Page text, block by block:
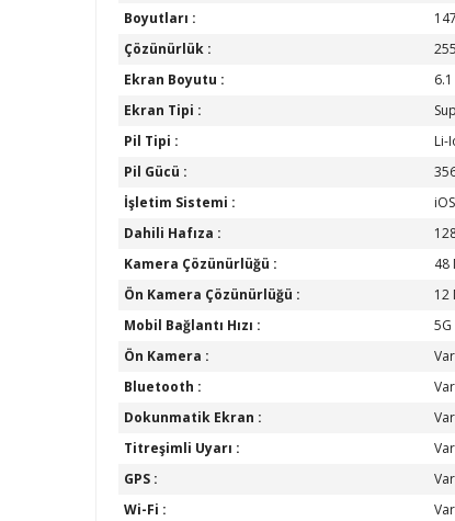
Boyutları :
Çözünürlük :
Ekran Boyutu :
6.1
Ekran Tipi :
Pil Tipi :
Li-
Pil Gücü :
İşletim Sistemi :
Dahili Hafıza :
Kamera Çözünürlüğü :
48
Ön Kamera Çözünürlüğü :
12
Mobil Bağlantı Hızı :
5G
Ön Kamera :
Var
Bluetooth :
Var
Dokunmatik Ekran :
Var
Titreşimli Uyarı :
Var
GPS :
Var
Wi-Fi :
Var